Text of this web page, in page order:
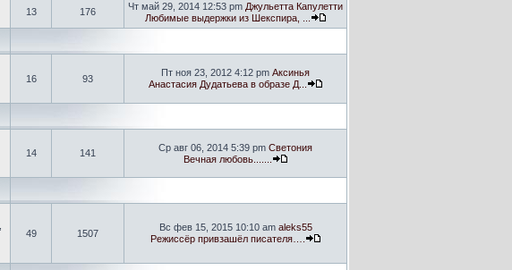
13 176 Чт май 29, 2014 12:53 pm Джульетта Капулетти
Любимые выдержки из Шекспира, ...
16 93
Пт ноя 23, 2012 4:12 pm Аксинья
Анастасия Дудатьева в образе Д...
14 141 Ср авг 06, 2014 5:39 pm Светония
Вечная любовь.......
49 1507
Вс фев 15, 2015 10:10 am aleks55
Режиссёр привзашёл писателя….